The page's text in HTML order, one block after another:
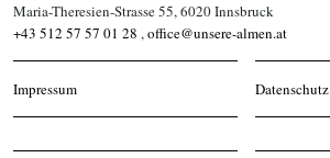
Maria-Theresien-Strasse 55, 6020 Innsbruck
+43 512 57 57 01 28 ,office@unsere-almen.at
Impressum Datenschutz